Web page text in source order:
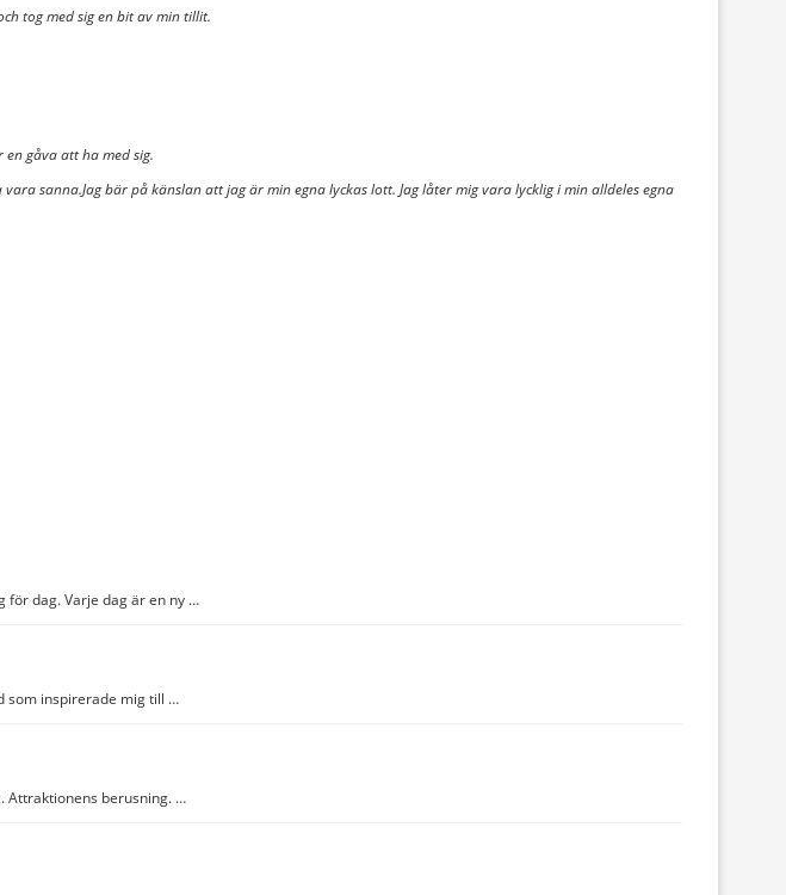
tog med sig en bit av min tillit.
gåva att ha med sig.
sanna.Jag bär på känslan att jag är min egna lyckas lott. Jag låter mig vara lycklig i min alldeles egna
för dag. Varje dag är en ny …
som inspirerade mig till …
Attraktionens berusning. …